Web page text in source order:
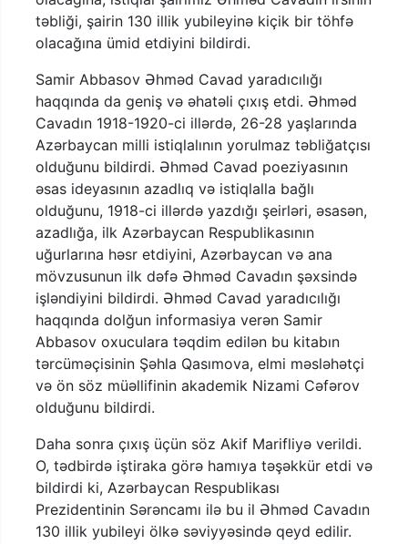
təbliği, şairin 130 illik yubileyinə kiçik bir töhfə
olacağına ümid etdiyini bildirdi.
Samir Abbasov Əhməd Cavad yaradıcılığı
haqqında da geniş və əhatəli çıxış etdi. Əhməd
Cavadın 1918-1920-ci illərdə, 26-28 yaşlarında
Azərbaycan milli istiqlalının yorulmaz təbliğatçısı
olduğunu bildirdi. Əhməd Cavad poeziyasının
əsas ideyasının azadlıq və istiqlalla bağlı
olduğunu, 1918-ci illərdə yazdığı şeirləri, əsasən,
azadlığa, ilk Azərbaycan Respublikasının
uğurlarına həsr etdiyini, Azərbaycan və ana
mövzusunun ilk dəfə Əhməd Cavadın şəxsində
işləndiyini bildirdi. Əhməd Cavad yaradıcılığı
haqqında dolğun informasiya verən Samir
Abbasov oxuculara təqdim edilən bu kitabın
tərcüməçisinin Şəhla Qasımova, elmi məsləhətçi
və ön söz müəllifinin akademik Nizami Cəfərov
olduğunu bildirdi.
Daha sonra çıxış üçün söz Akif Marifliyə verildi.
O, tədbirdə iştiraka görə hamıya təşəkkür etdi və
bildirdi ki, Azərbaycan Respublikası
Prezidentinin Sərəncamı ilə bu il Əhməd Cavadın
130 illik yubileyi ölkə səviyyəsində qeyd edilir.